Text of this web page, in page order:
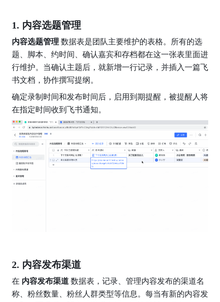
内容选题管理
内容选题管理 数据表是团队主要维护的表格。所有的选
题、脚本、约时间、确认嘉宾和存档都在这一张表里面进
行维护。当确认主题后，就新增一行记录，并插入一篇飞
书文档，协作撰写提纲。
确定录制时间和发布时间后，启用到期提醒，被提醒人将
在指定时间收到飞书通知。
内容发布渠道
在 内容发布渠道 数据表，记录、管理内容发布的渠道名
称、粉丝数量、粉丝人群类型等信息。每当有新的内容发